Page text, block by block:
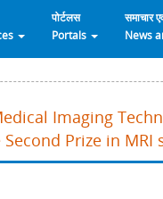
पोर्टलस
Portals
समाचार
News
Imaging
Prize in